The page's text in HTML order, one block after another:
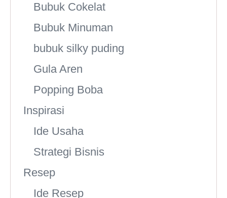
Bubuk Cokelat
Bubuk Minuman
bubuk silky puding
Gula Aren
Popping Boba
Inspirasi
Ide Usaha
Strategi Bisnis
Resep
Ide Resep